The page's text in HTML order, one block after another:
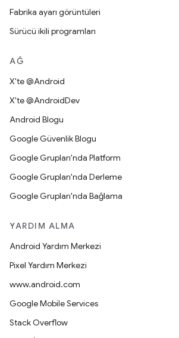
Fabrika ayarı görüntüleri
Sürücü ikili programları
AĞ
X'te @Android
X'te @AndroidDev
Android Blogu
Google Güvenlik Blogu
Google Grupları'nda Platform
Google Grupları'nda Derleme
Google Grupları'nda Bağlama
YARDIM ALMA
Android Yardım Merkezi
Pixel Yardım Merkezi
www.android.com
Google Mobile Services
Stack Overflow